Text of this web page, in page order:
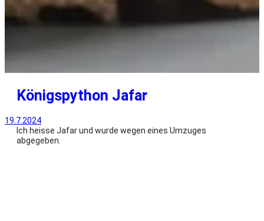
Königspython Jafar
19.7.2024
Ich heisse Jafar und wurde wegen eines Umzuges
abgegeben.